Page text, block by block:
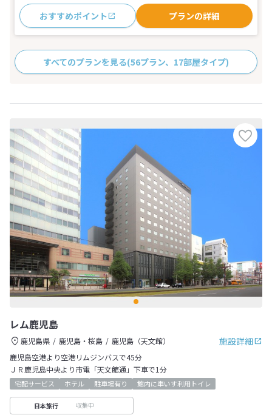
おすすめポイント プランの詳細
すべてのプランを見る(56プラン、17部屋タイプ)
レム鹿児島
施設詳細
鹿児島県 鹿児島・桜島
鹿児島（天文館）
鹿児島空港より空港リムジンバスで45分
ＪＲ鹿児島中央より市電「天文館通」下車で1分
宅配サービス ホテル 駐車場有り 館内に車いす利用トイレ
日本旅行 収集中